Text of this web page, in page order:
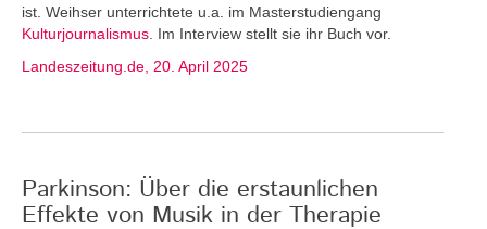
ist. Weihser unterrichtete u.a. im Masterstudiengang
Kulturjournalismus . Im Interview stellt sie ihr Buch vor.
Landeszeitung.de, 20. April 2025
Parkinson: Über die erstaunlichen
Effekte von Musik in der Therapie